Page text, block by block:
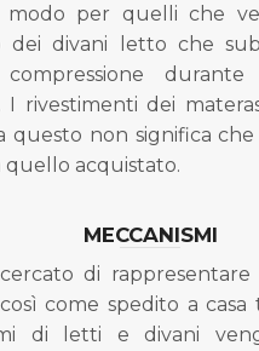
modo per quelli che
dei divani letto che
I rivestimenti dei
questo non significa
quello acquistato.
MECCANISMI
di rappresentare
come spedito a casa
di letti e divani